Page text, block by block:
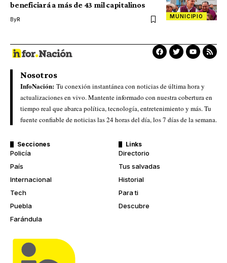
MUNICIPIO
beneficiará a más de 43 mil capitalinos
ByR
Nosotros
InfoNación: Tu conexión instantánea con noticias de última hora y
actualizaciones en vivo. Mantente informado con nuestra cobertura en
tiempo real que abarca política, tecnología, entretenimiento y más. Tu
fuente confiable de noticias las 24 horas del día, los 7 días de la semana.
Secciones
Policía
País
Internacional
Tech
Puebla
Farándula
Links
Directorio
Tus salvadas
Historial
Para ti
Descubre